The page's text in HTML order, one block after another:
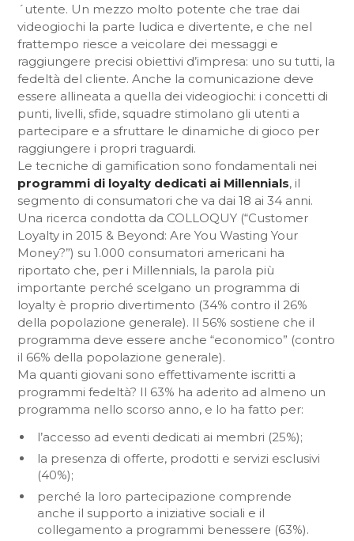
´utente. Un mezzo molto potente che trae dai
videogiochi la parte ludica e divertente, e che nel
frattempo riesce a veicolare dei messaggi e
raggiungere precisi obiettivi d’impresa: uno su tutti, la
fedeltà del cliente. Anche la comunicazione deve
essere allineata a quella dei videogiochi: i concetti di
punti, livelli, sfide, squadre stimolano gli utenti a
partecipare e a sfruttare le dinamiche di gioco per
raggiungere i propri traguardi.
Le tecniche di gamification sono fondamentali nei
programmi di loyalty dedicati ai Millennials, il
segmento di consumatori che va dai 18 ai 34 anni.
Una ricerca condotta da COLLOQUY (“Customer
Loyalty in 2015 & Beyond: Are You Wasting Your
Money?”) su 1.000 consumatori americani ha
riportato che, per i Millennials, la parola più
importante perché scelgano un programma di
loyalty è proprio divertimento (34% contro il 26%
della popolazione generale). Il 56% sostiene che il
programma deve essere anche “economico” (contro
il 66% della popolazione generale).
Ma quanti giovani sono effettivamente iscritti a
programmi fedeltà? Il 63% ha aderito ad almeno un
programma nello scorso anno, e lo ha fatto per:
l’accesso ad eventi dedicati ai membri (25%);
la presenza di offerte, prodotti e servizi esclusivi
(40%);
perché la loro partecipazione comprende
anche il supporto a iniziative sociali e il
collegamento a programmi benessere (63%).